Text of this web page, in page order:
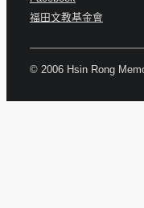
福田文教基金會
© 2006 Hsin Rong